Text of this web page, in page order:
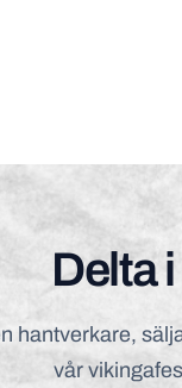
Delta
hantverkare,
vår